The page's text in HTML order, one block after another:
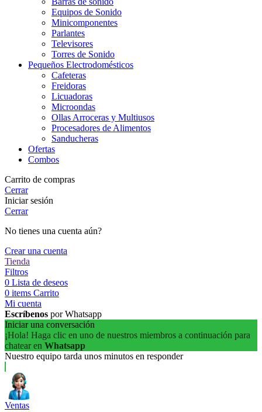
Equipos de Sonido
Minicomponentes
Parlantes
Televisores
Torres de Sonido
Pequeños Electrodomésticos
Cafeteras
Freidoras
Licuadoras
Microondas
Ollas Arroceras y Multiusos
Procesadores de Alimentos
Sanducheras
Ofertas
Combos
Carrito de compras
Cerrar
Iniciar sesión
Cerrar
No tienes una cuenta aún?
Crear una cuenta
Tienda
Filtros
0 Lista de deseos
0 items Carrito
Mi cuenta
Escríbenos por Whatsapp
Iniciar una conversación
¡Hola! Haga clic en uno de nuestros miembros a continuación para
chatear en Whatsapp
Nuestro equipo tarda unos minutos en responder
Ventas